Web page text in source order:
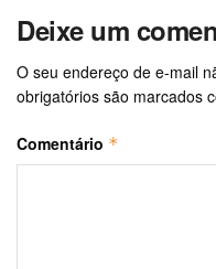
Deixe um
O seu endereço de e-mail
obrigatórios são marcados
Comentário *